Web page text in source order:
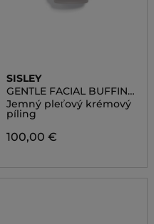
SISLEY
GENTLE FACIAL BUFFING
CREAM
Jemný pleťový krémový
píling
100,00 €